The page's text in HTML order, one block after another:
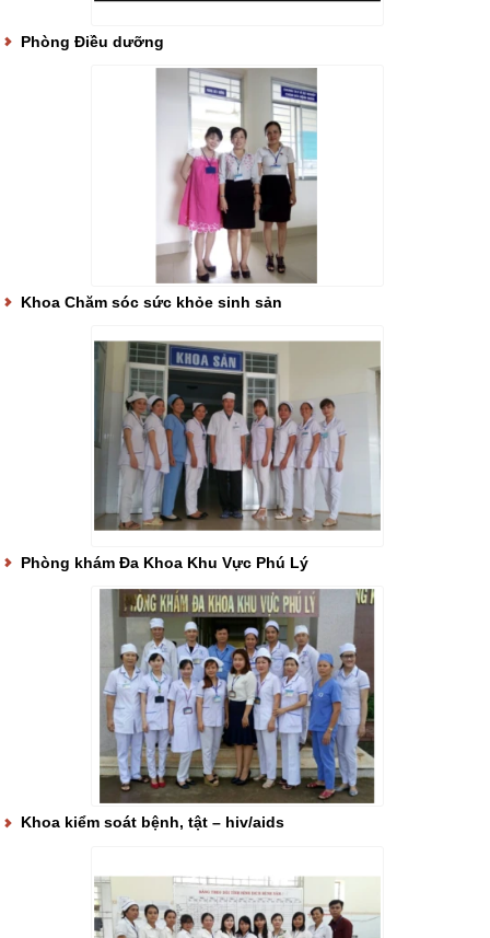
Phòng Điều dưỡng
Khoa Chăm sóc sức khỏe sinh sản
Phòng khám Đa Khoa Khu Vực Phú Lý
Khoa kiểm soát bệnh, tật – hiv/aids